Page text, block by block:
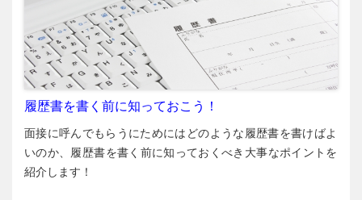
履歴書を書く前に知っておこう！
面接に呼んでもらうにためにはどのような履歴書を書けばよ
いのか、履歴書を書く前に知っておくべき大事なポイントを
紹介します！